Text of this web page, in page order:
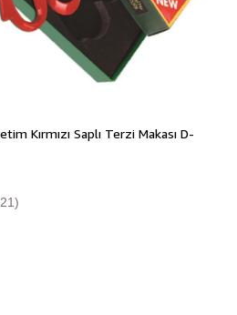
Kırmızı Saplı Terzi Makası D-